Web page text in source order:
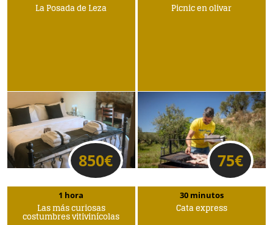
Picnic en olivar
75€
La Posada de Leza
850€
1 hora
Las más curiosas
costumbres vitivinícolas
30 minutos
Cata express